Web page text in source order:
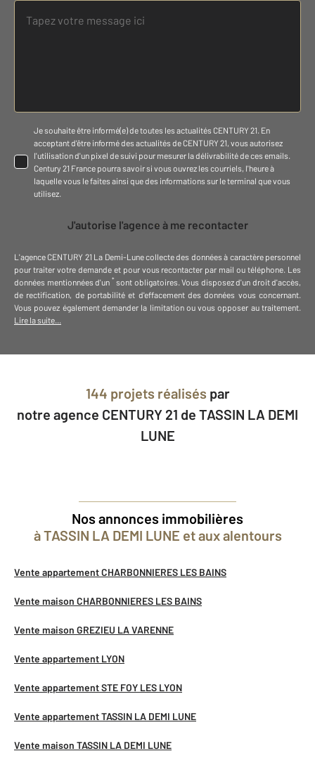
Je souhaite être informé(e) de toutes les actualités CENTURY 21. En
acceptant d'être informé des actualités de CENTURY 21, vous autorisez
l'utilisation d'un pixel de suivi pour mesurer la délivrabilité de ces emails.
Century 21 France pourra savoir si vous ouvrez les courriels, l'heure à
laquelle vous le faites ainsi que des informations sur le terminal que vous
utilisez.
J'autorise l'agence à me recontacter
L'agence CENTURY 21 La Demi-Lunecollecte des données à caractère personnel
pour traiter votre demande et pour vous recontacter par mail ou téléphone. Les
données mentionnées d'un * sont obligatoires. Vous disposez d'un droit d'accès,
de rectification, de portabilité et d'effacement des données vous concernant.
Vous pouvez également demander la limitation ou vous opposer au traitement.
Lire la suite...
144 projets réalisés par
notre agence CENTURY 21 de TASSIN LA DEMI
LUNE
Nos annonces immobilières
à TASSIN LA DEMI LUNE et aux alentours
Vente appartement CHARBONNIERES LES BAINS
Vente maison CHARBONNIERES LES BAINS
Vente maison GREZIEU LA VARENNE
Vente appartement LYON
Vente appartement STE FOY LES LYON
Vente appartement TASSIN LA DEMI LUNE
Vente maison TASSIN LA DEMI LUNE